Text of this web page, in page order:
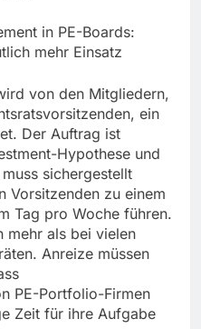
in PE-Boards:
mehr Einsatz
von den Mitgliedern,
ein
Der Auftrag ist
Hypothese und
sichergestellt
Vorsitzenden zu einem
Tag pro Woche führen.
mehr als bei vielen
Anreize müssen
PE-Portfolio-Firmen
Zeit für ihre Aufgabe